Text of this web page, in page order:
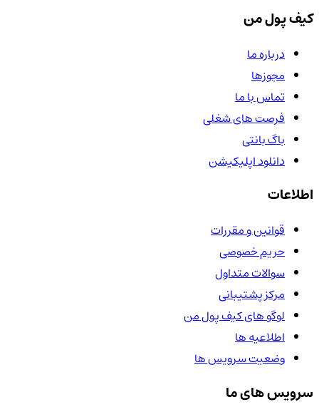
کیف پول من
درباره ما
مجوزها
تماس با ما
فرصت های شغلی
باگ بانتی
دانلود اپلیکیشن
اطلاعات
قوانین و مقررات
حریم خصوصی
سوالات متداول
مرکز پشتیبانی
لوگو های کیف پول من
اطلاعیه ها
وضعیت سرویس ها
سرویس های ما